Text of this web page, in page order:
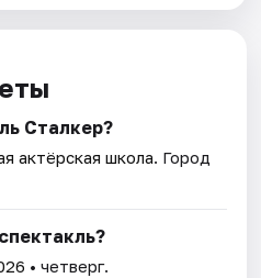
Сталкер?
актёрская школа. Город
• четверг.